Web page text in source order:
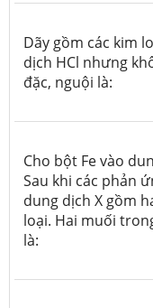
Dãy gồm các kim
dịch HCl nhưng
đặc, nguội là:
Cho bột Fe vào
Sau khi các phản
dung dịch X gồm
loại. Hai muối
là: